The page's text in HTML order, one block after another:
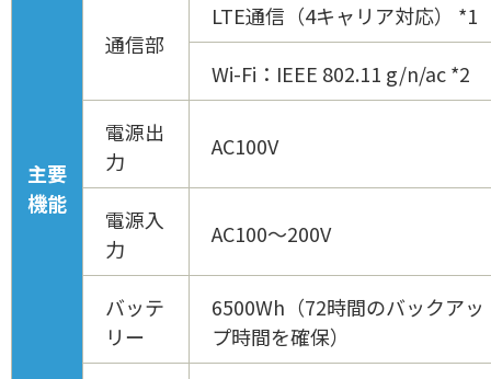
主要
機能
通信部
LTE通信（4キャリア対応） *1
Wi-Fi：IEEE 802.11 g/n/ac *2
電源出
力
AC100V
電源入
力
AC100～200V
バッテ
リー
6500Wh（72時間のバックアッ
プ時間を確保）